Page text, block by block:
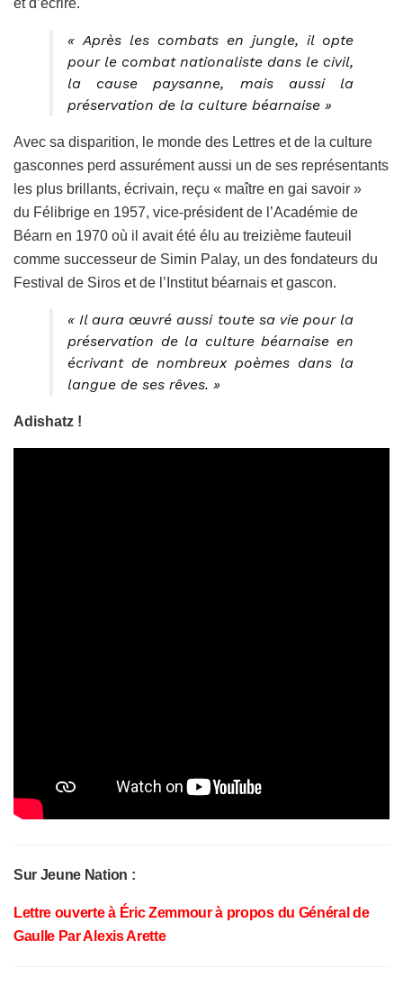
et d’écrire.
« Après les combats en jungle, il opte
pour le combat nationaliste dans le civil,
la cause paysanne, mais aussi la
préservation de la culture béarnaise »
Avec sa disparition, le monde des Lettres et de la culture
gasconnes perd assurément aussi un de ses représentants
les plus brillants, écrivain, reçu « maître en gai savoir »
du Félibrige en 1957, vice-président de l’Académie de
Béarn en 1970 où il avait été élu au treizième fauteuil
comme successeur de Simin Palay, un des fondateurs du
Festival de Siros et de l’Institut béarnais et gascon.
« Il aura œuvré aussi toute sa vie pour la
préservation de la culture béarnaise en
écrivant de nombreux poèmes dans la
langue de ses rêves. »
Adishatz !
Sur Jeune Nation :
Lettre ouverte à Éric Zemmour à propos du Général de
Gaulle Par Alexis Arette